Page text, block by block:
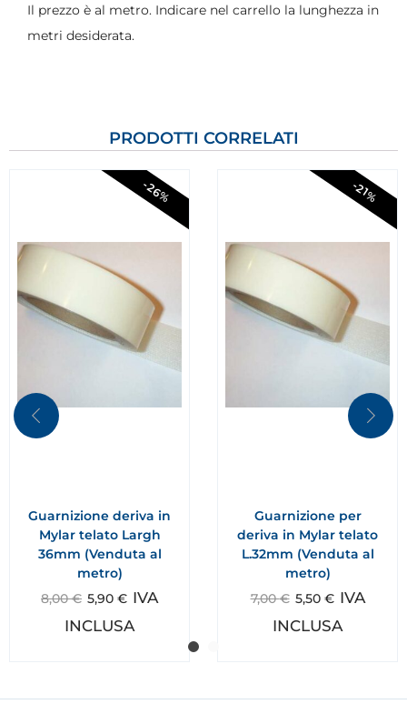
Il prezzo è al metro. Indicare nel carrello la lunghezza in
metri desiderata.
PRODOTTI CORRELATI
-26%
Guarnizione deriva in
Mylar telato Largh
36mm (Venduta al
metro)
8,00€ 5,90 € IVA
INCLUSA
-21%
Guarnizione per
deriva in Mylar telato
L.32mm (Venduta al
metro)
7,00€ 5,50 € IVA
INCLUSA